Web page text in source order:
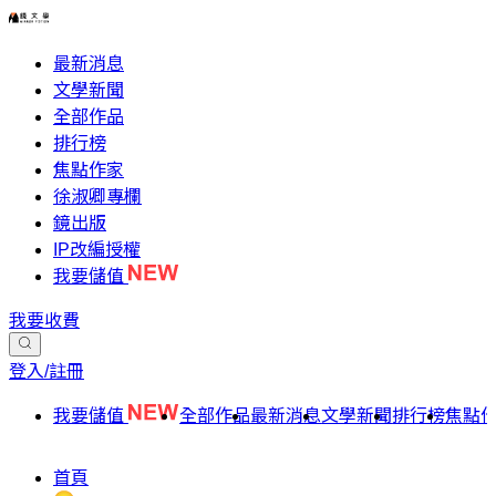
最新消息
文學新聞
全部作品
排行榜
焦點作家
徐淑卿專欄
鏡出版
IP改編授權
我要儲值
我要收費
登入/註冊
我要儲值 全部作品最新消息文學新聞排行榜焦點
首頁